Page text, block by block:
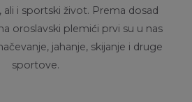
ali i sportski život. Prema dosad
oroslavski plemići prvi su u nas
jahanje, skijanje i druge
sportove.